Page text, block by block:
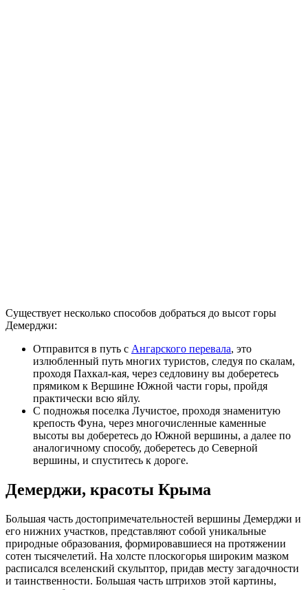
Существует несколько способов добраться до высот горы
Демерджи:
Отправится в путь с Ангарского перевала, это
излюбленный путь многих туристов, следуя по скалам,
проходя Пахкал-кая, через седловину вы доберетесь
прямиком к Вершине Южной части горы, пройдя
практически всю яйлу.
С подножья поселка Лучистое, проходя знаменитую
крепость Фуна, через многочисленные каменные
высоты вы доберетесь до Южной вершины, а далее по
аналогичному способу, доберетесь до Северной
вершины, и спуститесь к дороге.
Демерджи, красоты Крыма
Большая часть достопримечательностей вершины Демерджи и
его нижних участков, представляют собой уникальные
природные образования, формировавшиеся на протяжении
сотен тысячелетий. На холсте плоскогорья широким мазком
расписался вселенский скульптор, придав месту загадочности
и таинственности. Большая часть штрихов этой картины,